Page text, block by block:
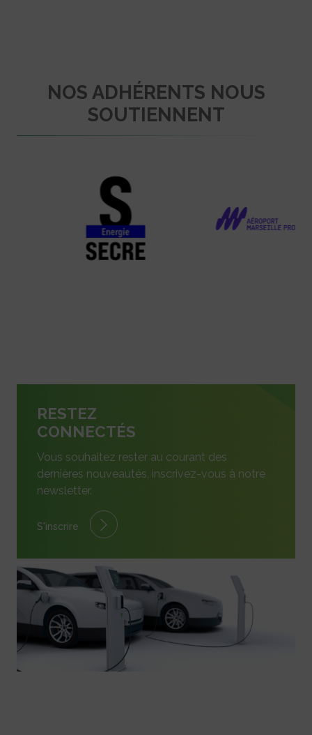
NOS ADHÉRENTS NOUS
SOUTIENNENT
RESTEZ
CONNECTÉS
Vous souhaitez rester au courant des
dernières nouveautés, inscrivez-vous à notre
newsletter.
S'inscrire